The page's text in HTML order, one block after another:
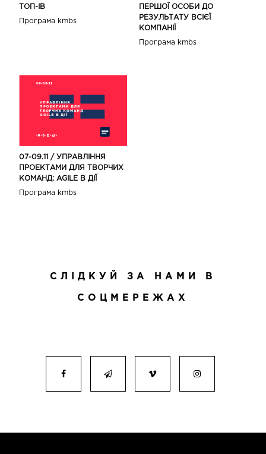
ТОП-ІВ
Програма kmbs
ПЕРШОЇ ОСОБИ ДО
РЕЗУЛЬТАТУ ВСІЄЇ
КОМПАНІЇ
Програма kmbs
07-09.11 / УПРАВЛІННЯ
ПРОЕКТАМИ ДЛЯ ТВОРЧИХ
КОМАНД: AGILE В ДІЇ
Програма kmbs
СЛІДКУЙ ЗА НАМИ В
СОЦМЕРЕЖАХ